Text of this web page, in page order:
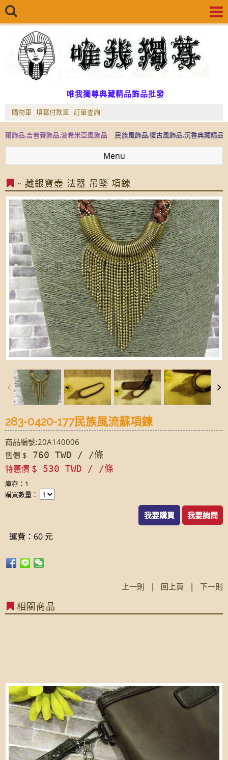
唯我獨尊典藏精品飾品批發
購物車 填寫付款單 訂單查詢
吉普賽飾品,波希米亞風飾品 民族風飾品,復古風飾品,沉香典藏精品,檜木典
Menu
~ 藏銀寶壺 法器 吊墜 項鍊
283-0420-177民族風流蘇項鍊
商品編號:20A140006
售價 $ 760 TWD / /條
特惠價 $ 530 TWD / /條
庫存：1
購買數量：
我要購買 我要詢問
運費：60 元
上一則 | 回上頁 | 下一則
相關商品